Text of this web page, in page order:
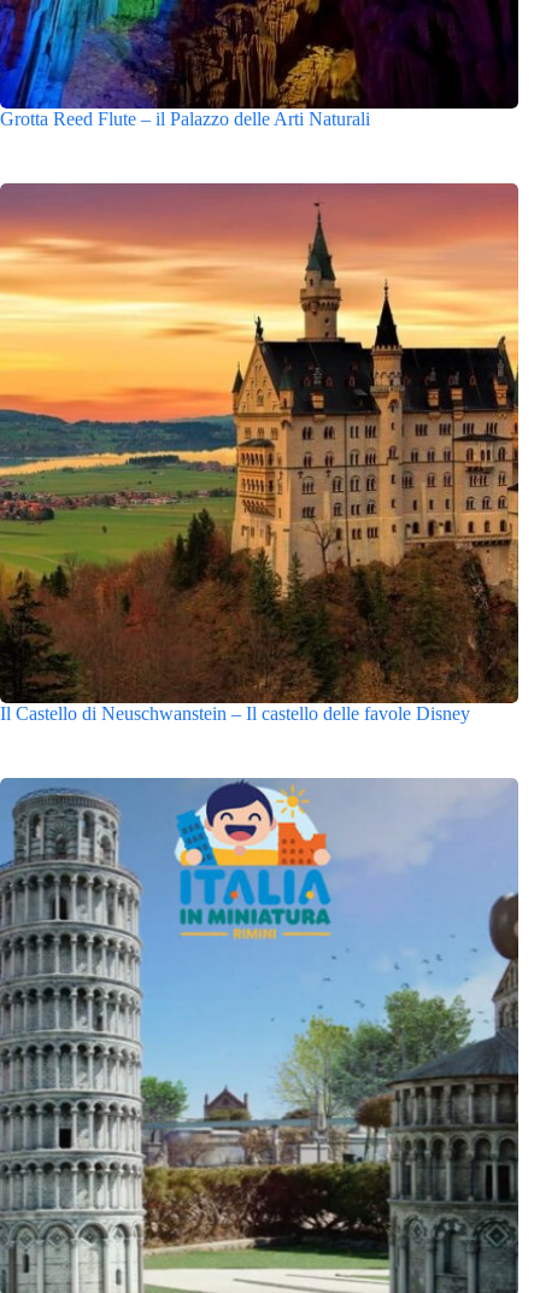
Grotta Reed Flute – il Palazzo delle Arti Naturali
Il Castello di Neuschwanstein – Il castello delle favole Disney